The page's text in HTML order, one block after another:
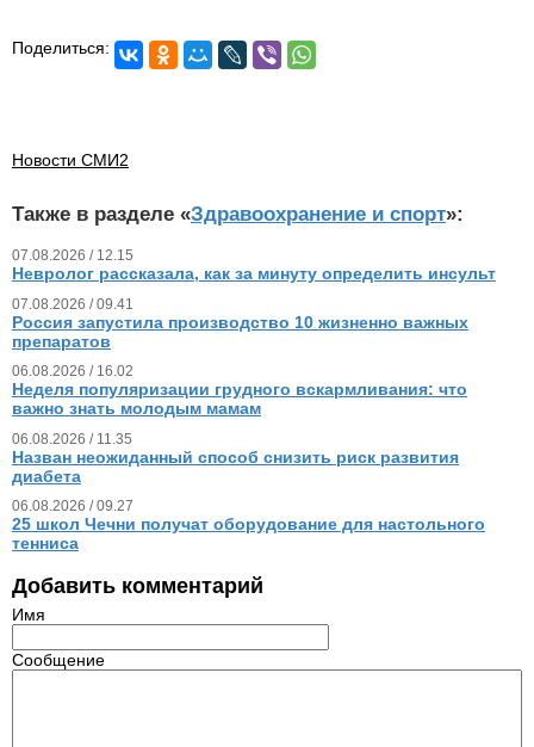
Поделиться:
Новости СМИ2
Также в разделе «Здравоохранение и спорт»:
07.08.2026 / 12.15
Невролог рассказала, как за минуту определить инсульт
07.08.2026 / 09.41
Россия запустила производство 10 жизненно важных
препаратов
06.08.2026 / 16.02
Неделя популяризации грудного вскармливания: что
важно знать молодым мамам
06.08.2026 / 11.35
Назван неожиданный способ снизить риск развития
диабета
06.08.2026 / 09.27
25 школ Чечни получат оборудование для настольного
тенниса
Добавить комментарий
Имя
Сообщение